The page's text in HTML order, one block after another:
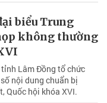
biểu Trung
không thường
Lâm Đồng tổ chức
nội dung chuẩn bị
Quốc hội khóa XVI.